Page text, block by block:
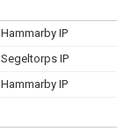
Hammarby IP
Segeltorps IP
Hammarby IP